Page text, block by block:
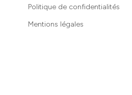
Politique de confidentialités
Mentions légales